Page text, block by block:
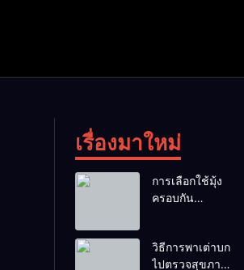
เรื่องมาใหม่
การเลือกใช้มุ้ง
ครอบกัน
วิธีการพาเต่าบก
ไปตรวจสุขภาพ